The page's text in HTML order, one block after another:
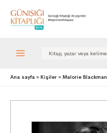
Search
Ana sayfa Kişiler Malorie Blackman